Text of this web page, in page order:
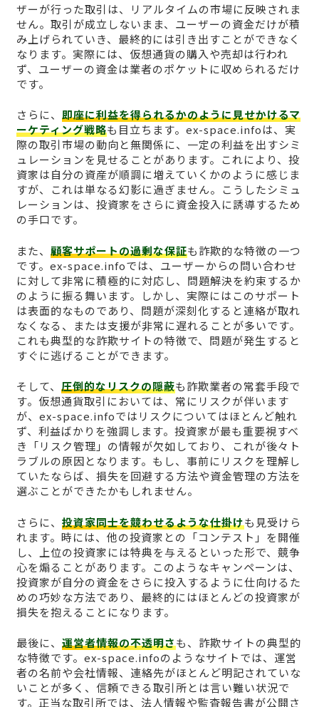
ザーが行った取引は、リアルタイムの市場に反映されま
せん。取引が成立しないまま、ユーザーの資金だけが積
み上げられていき、最終的には引き出すことができなく
なります。実際には、仮想通貨の購入や売却は行われ
ず、ユーザーの資金は業者のポケットに収められるだけ
です。
さらに、 即座に利益を得られるかのように見せかけるマ
ーケティング戦略も目立ちます。ex-space.infoは、実
際の取引市場の動向と無関係に、一定の利益を出すシミ
ュレーションを見せることがあります。これにより、投
資家は自分の資産が順調に増えていくかのように感じま
すが、これは単なる幻影に過ぎません。こうしたシミュ
レーションは、投資家をさらに資金投入に誘導するため
の手口です。
また、 顧客サポートの過剰な保証も詐欺的な特徴の一つ
です。ex-space.infoでは、ユーザーからの問い合わせ
に対して非常に積極的に対応し、問題解決を約束するか
のように振る舞います。しかし、実際にはこのサポート
は表面的なものであり、問題が深刻化すると連絡が取れ
なくなる、または支援が非常に遅れることが多いです。
これも典型的な詐欺サイトの特徴で、問題が発生すると
すぐに逃げることができます。
そして、 圧倒的なリスクの隠蔽も詐欺業者の常套手段で
す。仮想通貨取引においては、常にリスクが伴います
が、ex-space.infoではリスクについてはほとんど触れ
ず、利益ばかりを強調します。投資家が最も重要視すべ
き「リスク管理」の情報が欠如しており、これが後々ト
ラブルの原因となります。もし、事前にリスクを理解し
ていたならば、損失を回避する方法や資金管理の方法を
選ぶことができたかもしれません。
さらに、 投資家同士を競わせるような仕掛けも見受けら
れます。時には、他の投資家との「コンテスト」を開催
し、上位の投資家には特典を与えるといった形で、競争
心を煽ることがあります。このようなキャンペーンは、
投資家が自分の資金をさらに投入するように仕向けるた
めの巧妙な方法であり、最終的にはほとんどの投資家が
損失を抱えることになります。
最後に、 運営者情報の不透明さも、詐欺サイトの典型的
な特徴です。ex-space.infoのようなサイトでは、運営
者の名前や会社情報、連絡先がほとんど明記されていな
いことが多く、信頼できる取引所とは言い難い状況で
す。正当な取引所では、法人情報や監査報告書が公開さ